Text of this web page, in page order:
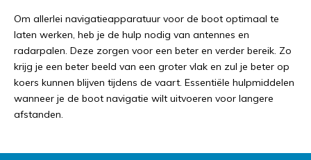
Om allerlei navigatieapparatuur voor de boot optimaal te
laten werken, heb je de hulp nodig van antennes en
radarpalen. Deze zorgen voor een beter en verder bereik. Zo
krijg je een beter beeld van een groter vlak en zul je beter op
koers kunnen blijven tijdens de vaart. Essentiële hulpmiddelen
wanneer je de boot navigatie wilt uitvoeren voor langere
afstanden.